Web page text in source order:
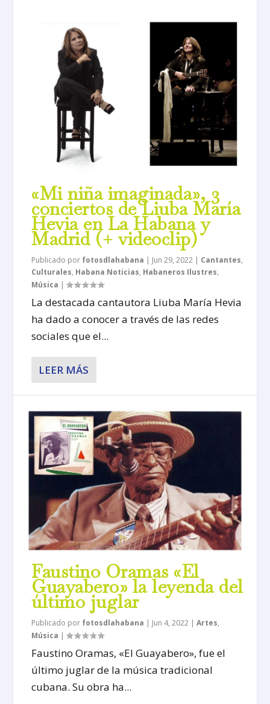
«Mi niña imaginada», 3
conciertos de Liuba María
Hevia en La Habana y
Madrid (+ videoclip)
Publicado por fotosdlahabana | Jun 29, 2022 | Cantantes,
Culturales, Habana Noticias, Habaneros Ilustres,
Música |
La destacada cantautora Liuba María Hevia
ha dado a conocer a través de las redes
sociales que el...
LEER MÁS
Faustino Oramas «El
Guayabero» la leyenda del
último juglar
Publicado por fotosdlahabana | Jun 4, 2022 |Artes,
Música |
Faustino Oramas, «El Guayabero», fue el
último juglar de la música tradicional
cubana. Su obra ha...